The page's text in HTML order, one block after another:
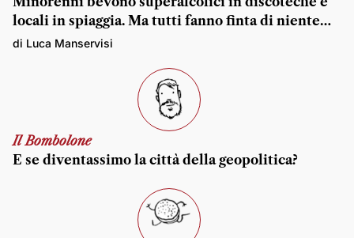
locali in spiaggia. Ma tutti fanno finta di niente…
di Luca Manservisi
Il Bombolone
E se diventassimo la città della geopolitica?